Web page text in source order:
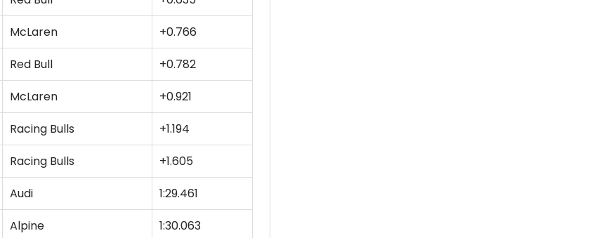
McLaren
+0.766
Red Bull
+0.782
McLaren
+0.921
Racing Bulls
+1.194
Racing Bulls
+1.605
Audi
1:29.461
Alpine 1:30.063